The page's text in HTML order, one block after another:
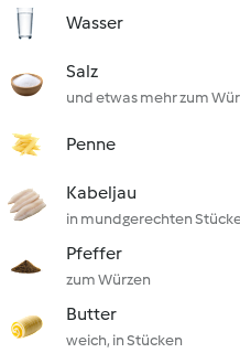
Wasser
Salz
und etwas mehr zum
Penne
Kabeljau
in mundgerechten
Pfeffer
zum Würzen
Butter
weich, in Stücken